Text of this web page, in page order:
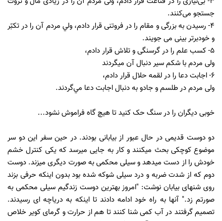
جستجو می‌كنند.
٤- رسیدن به بزرگی و مقام را در فروتنی قرار دادم، ولي مردم آن را در تكبّر
و خودبرتر بينی می جویند.
٥- کسب علم را در گرسنگی و تلاش قرار دادم،
ولی مردم با شکم سیر دنبال آن ميگردند
٦- اجابت دعا را در لقمه حلال قرار دادم،
ولی مردم در طلسم و جادو به دنبال اجابت دعا مي‌گردند.
خوبی دیگران را در سنگ حک کنید تا هیچ گاه فراموش نشود...
دو دوست قدیمی در حال عبور از بیابانی بودند. در حین سفر این دو سر
موضوع کوچکی بحث میکنند و کار به جایی میرسد که یکی کنترل خشم
خودش را از دست میدهد و سیلی محکمی به صورت دیگری میزند. دوست
دوم که از شدت ضربه و درد سیلی شوکه شده بود بدون اینکه حرفی بزند
روی شنهای بیابان نوشت: "امروز بهترین دوست زندگیم سیلی محکمی به
صورتم زد." آنها به راه خود ادامه دادند تا اینکه به دریاچه ای رسیدند.
تصمیم گرفتند در آب کمی شنا کنند تا هم از حرارت و گرمای کویر خلاص